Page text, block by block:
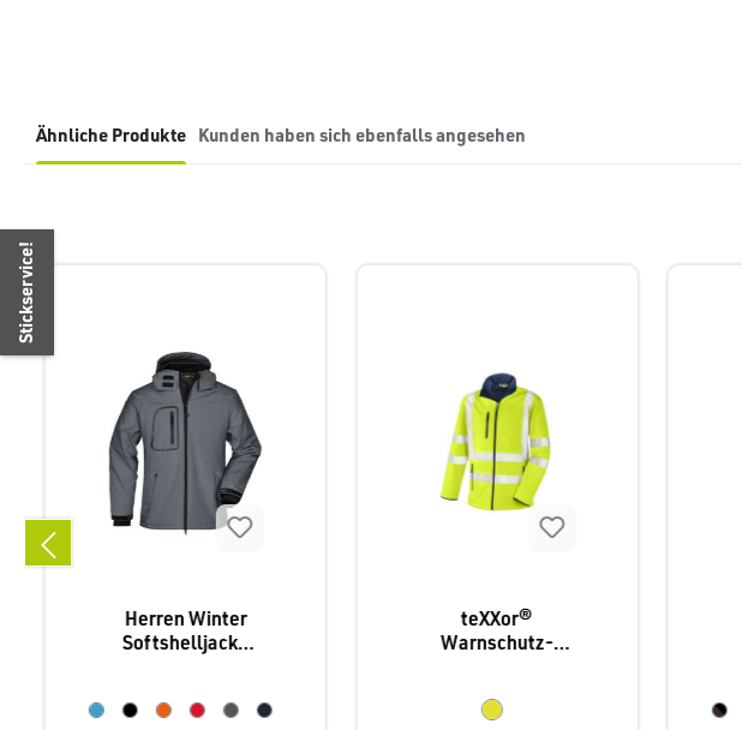
Ähnliche Produkte Kunden haben sich ebenfalls angesehen
Produktgalerie überspringen
Herren Winter
Softshelljacke
teXXor®
Warnschutz-
Stickservice!